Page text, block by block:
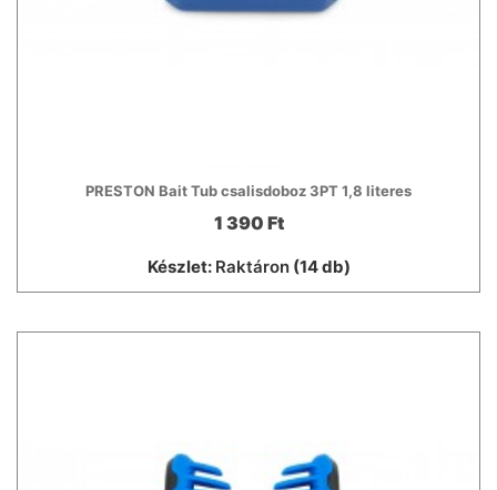
PRESTON Bait Tub csalisdoboz 3PT 1,8 literes
1 390 Ft
Készlet: Raktáron(14 db)